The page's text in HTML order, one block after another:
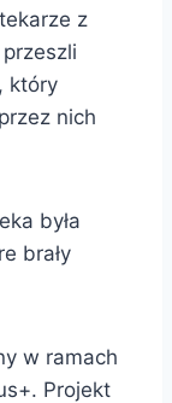
z
przeszli
który
nich
była
brały
w ramach
Projekt